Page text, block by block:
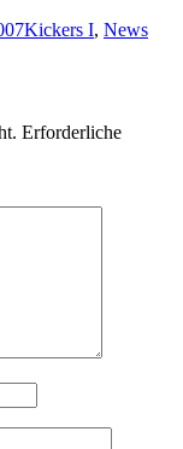
Kategorien
Kickers I, News
Erforderliche